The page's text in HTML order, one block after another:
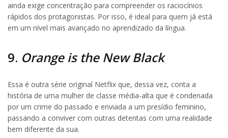
ainda exige concentração para compreender os raciocínios
rápidos dos protagonistas. Por isso, é ideal para quem já está
em um nível mais avançado no aprendizado da língua.
9. Orange is the New Black
Essa é outra série original Netflix que, dessa vez, conta a
história de uma mulher de classe média-alta que é condenada
por um crime do passado e enviada a um presídio feminino,
passando a conviver com outras detentas com uma realidade
bem diferente da sua.